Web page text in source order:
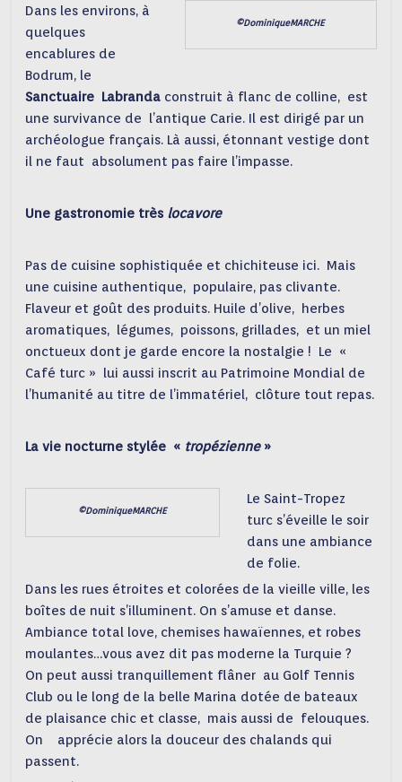
©DominiqueMARCHE
Dans les environs, à
quelques
encablures de
Bodrum, le
Sanctuaire Labranda construit à flanc de colline, est
une survivance de l’antique Carie. Il est dirigé par un
archéologue français. Là aussi, étonnant vestige dont
il ne faut absolument pas faire l’impasse.
Une gastronomie très locavore
Pas de cuisine sophistiquée et chichiteuse ici. Mais
une cuisine authentique, populaire, pas clivante.
Flaveur et goût des produits. Huile d’olive, herbes
aromatiques, légumes, poissons, grillades, et un miel
onctueux dont je garde encore la nostalgie ! Le «
Café turc » lui aussi inscrit au Patrimoine Mondial de
l’humanité au titre de l’immatériel, clôture tout repas.
La vie nocturne stylée « tropézienne»
©DominiqueMARCHE
Le Saint-Tropez
turc s’éveille le soir
dans une ambiance
de folie.
Dans les rues étroites et colorées de la vieille ville, les
boîtes de nuit s’illuminent. On s’amuse et danse.
Ambiance total love, chemises hawaïennes, et robes
moulantes…vous avez dit pas moderne la Turquie ?
On peut aussi tranquillement flâner au Golf Tennis
Club ou le long de la belle Marina dotée de bateaux
de plaisance chic et classe, mais aussi de felouques.
On apprécie alors la douceur des chalands qui
passent.